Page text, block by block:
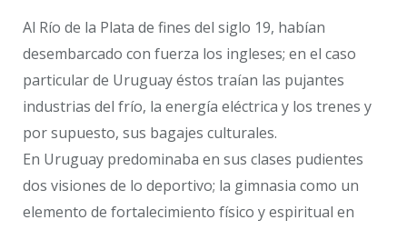
Al Río de la Plata de fines del siglo 19, habían
desembarcado con fuerza los ingleses; en el caso
particular de Uruguay éstos traían las pujantes
industrias del frío, la energía eléctrica y los trenes y
por supuesto, sus bagajes culturales.
En Uruguay predominaba en sus clases pudientes
dos visiones de lo deportivo; la gimnasia como un
elemento de fortalecimiento físico y espiritual en